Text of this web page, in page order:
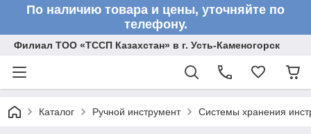
По наличию товара и цены, уточняйте по
телефону.
Филиал ТОО «ТССП Казахстан» в г. Усть-Каменогорск
Каталог Ручной инструмент Системы хранения